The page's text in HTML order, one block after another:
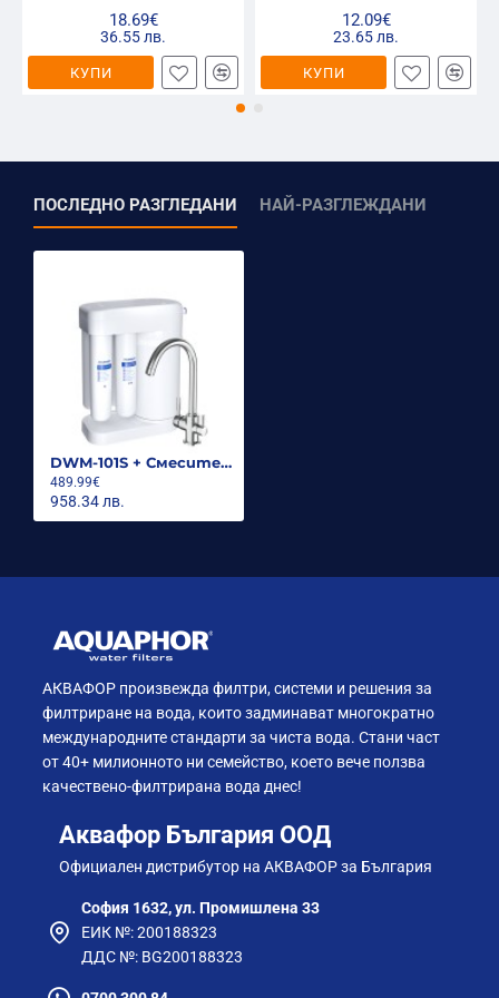
C126
AQUAPHOR Morion - извор на чиста
вода в кухнята!
Дайте заряд на деня си с чаша чиста и
конструкция, DWM-101S Morion не заема
много място в кухнята и има минимални
изисквания за водопроводно налягане.
Икономиите в сравнение със закупуването
18.69€
36.55 лв.
КУПИ
12.09€
23.65 лв.
КУПИ
ПОСЛЕДНО РАЗГЛЕДАНИ НАЙ-РАЗГЛЕЖДАНИ
DWM-101S + Смесител "2 в 1"
489.99€
958.34 лв.
АКВАФОР произвежда филтри, системи и решения за
филтриране на вода, които задминават многократно
международните стандарти за чиста вода. Стани част
от 40+ милионното ни семейство, което вече ползва
качествено-филтрирана вода днес!
Аквафор България ООД
Официален дистрибутор на АКВАФОР за България
София 1632, ул. Промишлена 33
ЕИК №: 200188323
ДДС №: BG200188323